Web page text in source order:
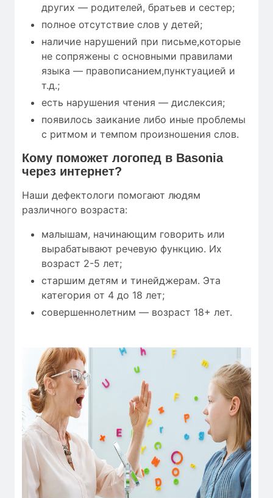
других — родителей, братьев и сестер;
полное отсутствие слов у детей;
наличие нарушений при письме,которые
не сопряжены с основными правилами
языка — правописанием,пунктуацией и
т.д.;
есть нарушения чтения — дислексия;
появилось заикание либо иные проблемы
с ритмом и темпом произношения слов.
Кому поможет логопед в Basonia
через интернет?
Наши дефектологи помогают людям
различного возраста:
малышам, начинающим говорить или
вырабатывают речевую функцию. Их
возраст 2-5 лет;
старшим детям и тинейджерам. Эта
категория от 4 до 18 лет;
совершеннолетним — возраст 18+ лет.